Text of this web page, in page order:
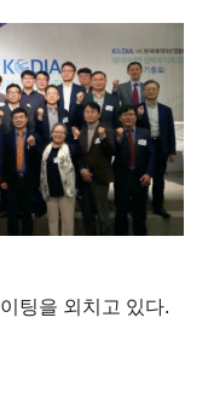
팅을 외치고 있다.